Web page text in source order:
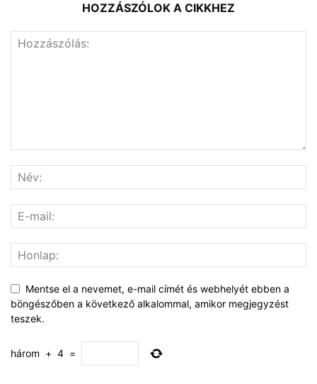
HOZZÁSZÓLOK A CIKKHEZ
Mentse el a nevemet, e-mail címét és webhelyét ebben a
böngészőben a következő alkalommal, amikor megjegyzést
teszek.
három + 4 =